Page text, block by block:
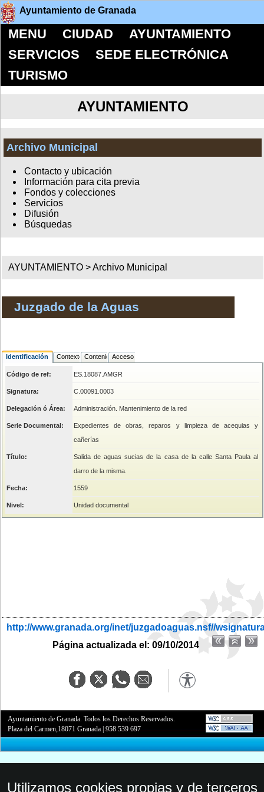
Ayuntamiento de Granada
MENU CIUDAD
AYUNTAMIENTO
SERVICIOS
SEDE ELECTRÓNICA
TURISMO
AYUNTAMIENTO
Archivo Municipal
Contacto y ubicación
Información para cita previa
Fondos y colecciones
Servicios
Difusión
Búsquedas
AYUNTAMIENTO >Archivo Municipal
Juzgado de la Aguas
Identificación Contexto ContenidoAcceso
Código de ref: ES.18087.AMGR
Signatura: C.00091.0003
Delegación ó Área: Administración. Mantenimiento de la red
Serie Documental:
Expedientes de obras, reparos y limpieza de acequias y
cañerías
Título:
Salida de aguas sucias de la casa de la calle Santa Paula al
darro de la misma.
Fecha: 1559
Nivel: Unidad documental
http://www.granada.org/inet/juzgadoaguas.nsf//
Página actualizada el: 09/10/2014
Ayuntamiento de Granada. Todos los Derechos Reservados.
Plaza del Carmen,18071 Granada |958 539 697
Utilizamos cookies propias y de terceros